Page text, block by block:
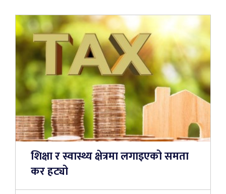
शिक्षा र स्वास्थ्य क्षेत्रमा लगाइएको समता
कर हट्यो